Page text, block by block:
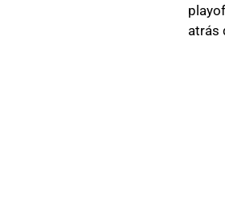
atrás